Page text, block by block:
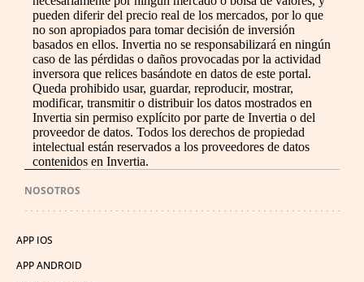
pueden diferir del precio real de los mercados, por lo que
no son apropiados para tomar decisión de inversión
basados en ellos. Invertia no se responsabilizará en ningún
caso de las pérdidas o daños provocadas por la actividad
inversora que relices basándote en datos de este portal.
Queda prohibido usar, guardar, reproducir, mostrar,
modificar, transmitir o distribuir los datos mostrados en
Invertia sin permiso explícito por parte de Invertia o del
proveedor de datos. Todos los derechos de propiedad
intelectual están reservados a los proveedores de datos
contenidos en Invertia.
NOSOTROS
APP IOS
APP ANDROID